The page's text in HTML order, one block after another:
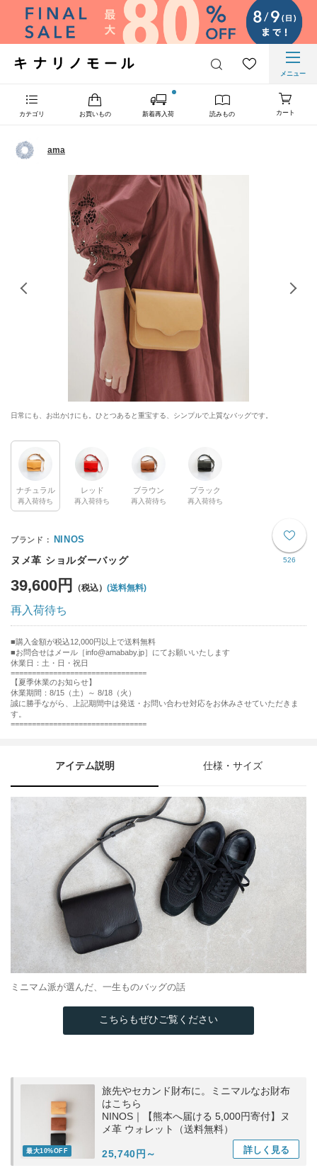
メニュー
カテゴリ お買いもの 新着再入荷 読みもの カート
ama
日常にも、お出かけにも。ひとつあると重宝する、シンプルで上質なバッグです。
ナチュラル
再入荷待ち
レッド
再入荷待ち
ブラウン
再入荷待ち
ブラック
再入荷待ち
526
NINOS
ヌメ革 ショルダーバッグ
39,600円 (送料無料)
再入荷待ち
購入金額が税込12,000円以上で送料無料
お問合せはメール［info@amababy.jp］にてお願いいたします
休業日：土・日・祝日
================================
【夏季休業のお知らせ】
休業期間：8/15（土）～ 8/18（火）
誠に勝手ながら、上記期間中は発送・お問い合わせ対応をお休みさせていただきま
す。
================================
アイテム説明 仕様・サイズ
ミニマム派が選んだ、一生ものバッグの話
こちらもぜひご覧ください
最大10%OFF
旅先やセカンド財布に。ミニマルなお財布
はこちら
NINOS｜【熊本へ届ける 5,000円寄付】ヌ
メ革 ウォレット（送料無料）
25,740円～ 詳しく 見る